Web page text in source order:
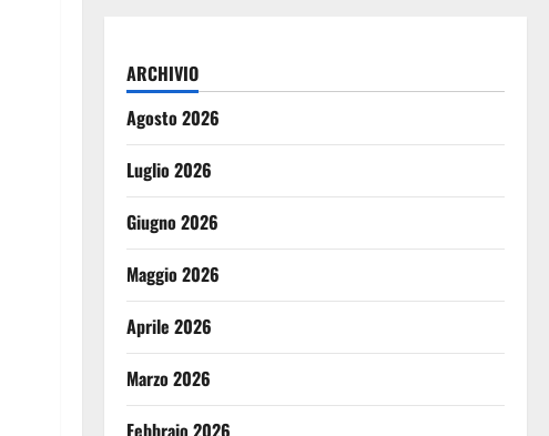
ARCHIVIO
Agosto 2026
Luglio 2026
Giugno 2026
Maggio 2026
Aprile 2026
Marzo 2026
Febbraio 2026